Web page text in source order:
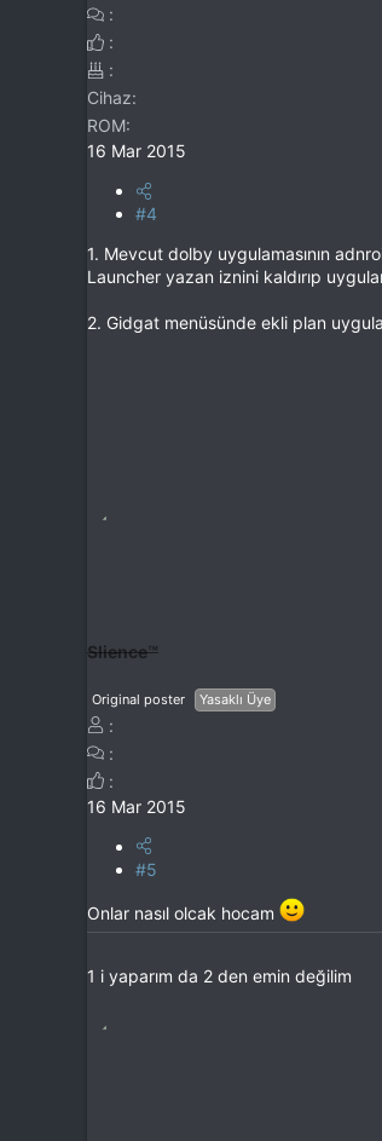
Cihaz
ROM
16 Mar 2015
#4
1. Mevcut dolby uygulamasının
Launcher yazan iznini kaldırıp
2. Gidgat menüsünde ekli plan
Slience™
Original poster Yasaklı Üye
16 Mar 2015
#5
Onlar nasıl olcak hocam
1 i yaparım da 2 den emin değilim